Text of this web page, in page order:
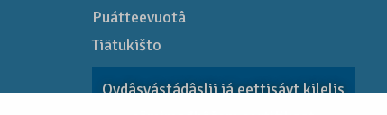
Puátteevuotâ
Tiätukišto
Ovdâsvástádâslii já eettisávt kilelis